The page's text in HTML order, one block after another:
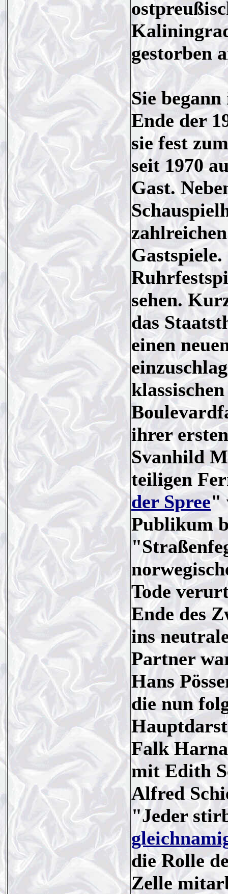
gestorben
Sie
Ende der
sie fest
seit 1970
Gast.
sehen.
das
einen
ihrer
Svanhild
teiligen
der Spree"
Publikum
Tode
Ende des
ins
Partner
Hans
die nun
Falk
mit Edith
Alfred
"Jeder
die Rolle
Zelle